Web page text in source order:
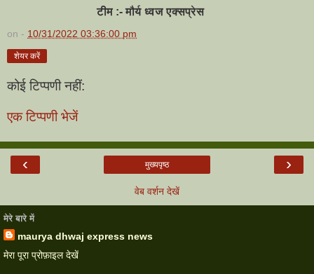
टीम :- मौर्य ध्वज एक्सप्रेस
on - 10/31/2022 03:36:00 pm
शेयर करें
कोई टिप्पणी नहीं:
एक टिप्पणी भेजें
‹ ›
मुख्यपृष्ठ
वेब वर्शन देखें
मेरे बारे में
maurya dhwaj express news
मेरा पूरा प्रोफ़ाइल देखें